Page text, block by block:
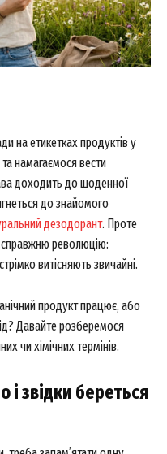
на етикетках продуктів у
намагаємося вести
доходить до щоденної
до знайомого
дезодорант. Проте
справжню революцію:
витісняють звичайні.
продукт працює, або
Давайте розберемося
чи хімічних термінів.
і звідки береться